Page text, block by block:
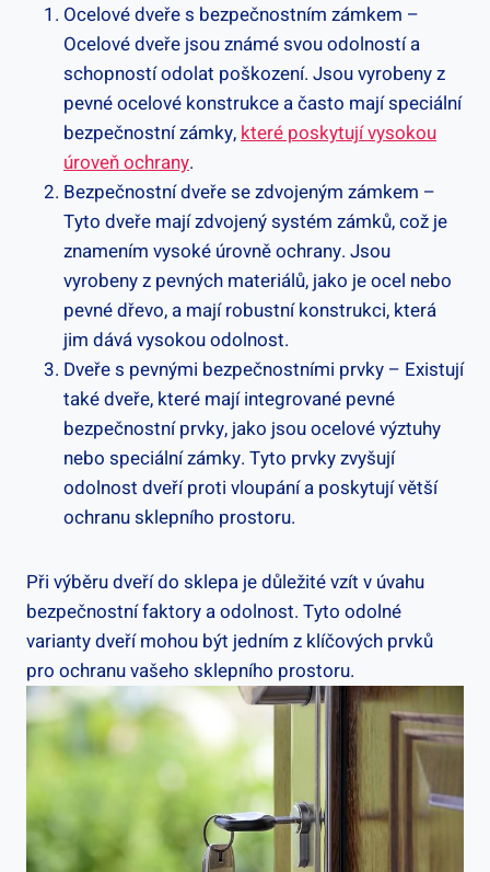
Ocelové dveře s bezpečnostním zámkem –
Ocelové dveře jsou známé svou odolností a
schopností odolat poškození. Jsou vyrobeny z
pevné ocelové konstrukce a často mají speciální
bezpečnostní zámky,které poskytují vysokou
úroveň ochrany.
Bezpečnostní dveře se zdvojeným zámkem –
Tyto dveře mají zdvojený systém zámků, což je
znamením vysoké úrovně ochrany. Jsou
vyrobeny z pevných materiálů, jako je ocel nebo
pevné dřevo, a mají robustní konstrukci, která
jim dává vysokou odolnost.
Dveře s pevnými bezpečnostními prvky – Existují
také dveře, které mají integrované pevné
bezpečnostní prvky, jako jsou ocelové výztuhy
nebo speciální zámky. Tyto prvky zvyšují
odolnost dveří proti vloupání a poskytují větší
ochranu sklepního prostoru.
Při výběru dveří do sklepa je důležité vzít v úvahu
bezpečnostní faktory a odolnost. Tyto odolné
varianty dveří mohou být jedním z klíčových prvků
pro ochranu vašeho sklepního prostoru.